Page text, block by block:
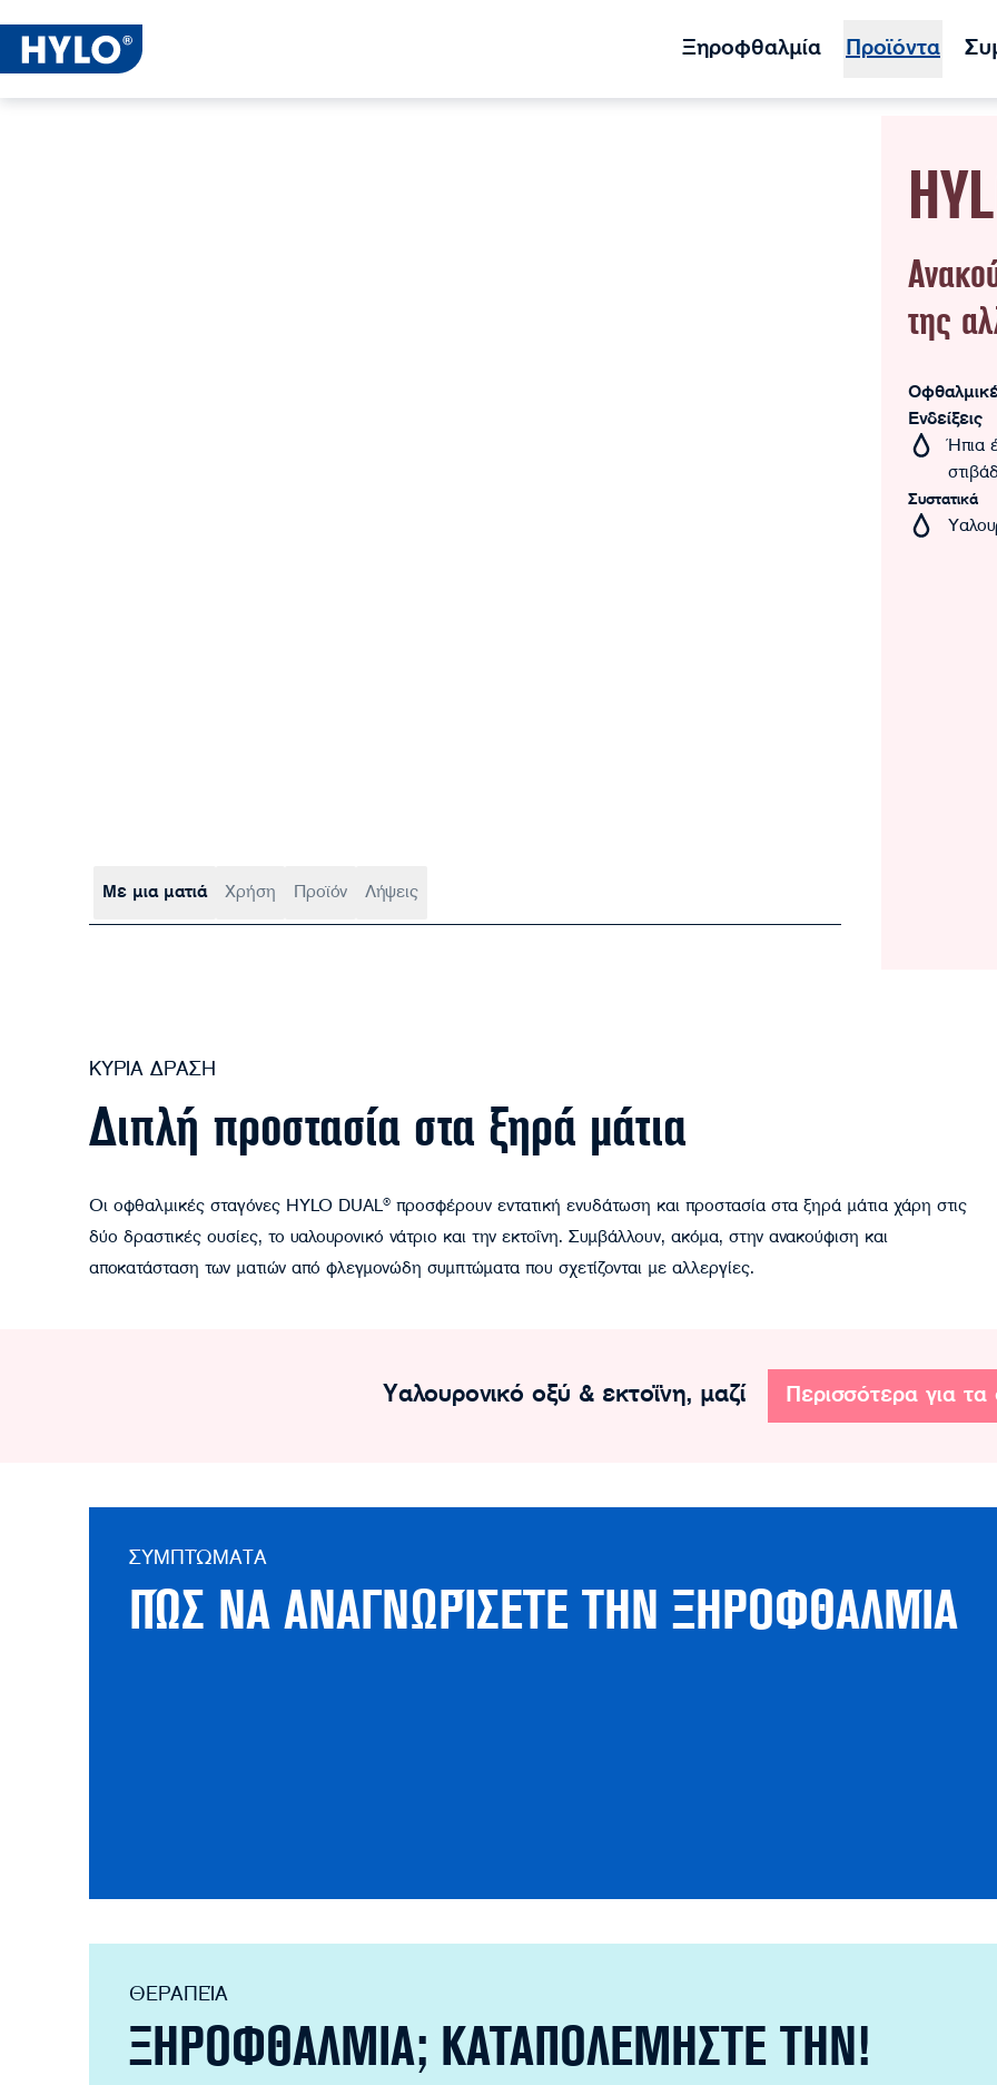
Ξηροφθαλμία Προϊόντα
της
Ενδείξεις
Ήπια
Συστατικά
Με μια ματιά Χρήση Προϊόν Λήψεις
ΚΥΡΙΑ ΔΡΑΣΗ
Διπλή προστασία στα ξηρά μάτια
Οι οφθαλμικές σταγόνες HYLO DUAL® προσφέρουν εντατική ενυδάτωση και προστασία στα ξηρά μάτια χάρη στις
δύο δραστικές ουσίες, το υαλουρονικό νάτριο και την εκτοΐνη. Συμβάλλουν, ακόμα, στην ανακούφιση και
αποκατάσταση των ματιών από φλεγμονώδη συμπτώματα που σχετίζονται με αλλεργίες.
Υαλουρονικό οξύ & εκτοΐνη, μαζί Περισσότερα για τα
ΣΥΜΠΤΏΜΑΤΑ
ΠΏΣ ΝΑ ΑΝΑΓΝΩΡΊΣΕΤΕ ΤΗΝ ΞΗΡΟΦΘΑΛΜΊΑ
ΘΕΡΑΠΕΊΑ
ΞΗΡΟΦΘΑΛΜΙΑ; ΚΑΤΑΠΟΛΕΜΗΣΤΕ ΤΗΝ!